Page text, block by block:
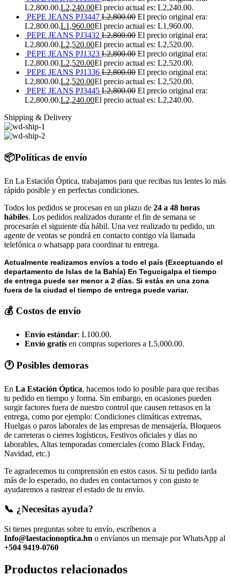
L2,800.00.L2,240.00El precio actual es: L2,240.00.
PEPE JEANS PJ3447 L2,800.00 El precio original era:
L2,800.00.L1,960.00El precio actual es: L1,960.00.
PEPE JEANS PJ3432 L2,800.00 El precio original era:
L2,800.00.L2,520.00El precio actual es: L2,520.00.
PEPE JEANS PJ1323 L2,800.00 El precio original era:
L2,800.00.L2,520.00El precio actual es: L2,520.00.
PEPE JEANS PJ1336 L2,800.00 El precio original era:
L2,800.00.L2,520.00El precio actual es: L2,520.00.
PEPE JEANS PJ3445 L2,800.00 El precio original era:
L2,800.00.L2,240.00El precio actual es: L2,240.00.
Shipping & Delivery
📦Políticas de envío
En La Estación Óptica, trabajamos para que recibas tus lentes lo más
rápido posible y en perfectas condiciones.
Todos los pedidos se procesan en un plazo de 24 a 48 horas
hábiles. Los pedidos realizados durante el fin de semana se
procesarán el siguiente día hábil. Una vez realizado tu pedido, un
agente de ventas se pondrá en contacto contigo vía llamada
telefónica o whatsapp para coordinar tu entrega.
Actualmente realizamos envíos a todo el país (Exceptuando el
departamento de Islas de la Bahía) En Tegucigalpa el tiempo
de entrega puede ser menor a 2 días. Si estás en una zona
fuera de la ciudad el tiempo de entrega puede variar.
💰 Costos de envío
Envío estándar: L100.00.
Envío gratis en compras superiores a L5,000.00.
🕐 Posibles demoras
En La Estación Óptica, hacemos todo lo posible para que recibas
tu pedido en tiempo y forma. Sin embargo, en ocasiones pueden
surgir factores fuera de nuestro control que causen retrasos en la
entrega, como por ejemplo: Condiciones climáticas extremas,
Huelgas o paros laborales de las empresas de mensajería, Bloqueos
de carreteras o cierres logísticos, Festivos oficiales y días no
laborables, Altas temporadas comerciales (como Black Friday,
Navidad, etc.)
Te agradecemos tu comprensión en estos casos. Si tu pedido tarda
más de lo esperado, no dudes en contactarnos y con gusto te
ayudaremos a rastrear el estado de tu envío.
📞 ¿Necesitas ayuda?
Si tienes preguntas sobre tu envío, escríbenos a
Info@laestacionoptica.hn o envíanos un mensaje por WhatsApp al
+504 9419-0760
Productos relacionados